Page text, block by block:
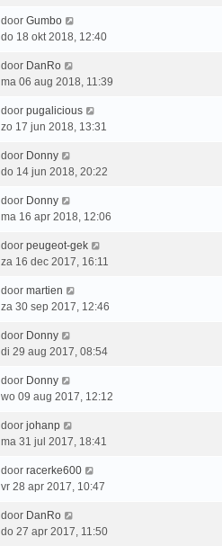
c
h
e
c
h
e
b
e
c
h
t
s
e
b
e
c
h
L
a
t
s
e
b
e
c
h
door Gumbo
do 18 okt 2018, 12:40
L
a
t
s
e
b
e
c
h
door DanRo
ma 06 aug 2018, 11:39
L
a
t
s
e
b
e
c
h
door pugalicious
zo 17 jun 2018, 13:31
L
a
t
s
e
b
e
c
h
door Donny
do 14 jun 2018, 20:22
L
a
t
s
e
b
e
c
h
door Donny
ma 16 apr 2018, 12:06
L
a
t
s
e
b
e
c
h
door peugeot-gek
za 16 dec 2017, 16:11
L
a
t
s
e
b
e
c
h
door martien
za 30 sep 2017, 12:46
L
a
t
s
e
b
e
c
h
door Donny
di 29 aug 2017, 08:54
L
a
t
s
e
b
e
door Donny
wo 09 aug 2017, 12:12
L
a
t
s
e
b
door johanp
ma 31 jul 2017, 18:41
L
a
t
s
door racerke600
vr 28 apr 2017, 10:47
L
a
door DanRo
do 27 apr 2017, 11:50